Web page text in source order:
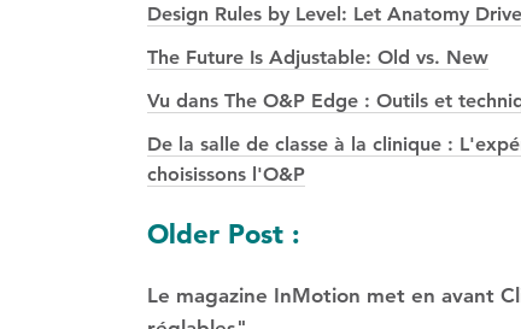
Design Rules by Level: Let Anatomy
The Future Is Adjustable: Old vs. New
Vu dans The O&P Edge : Outils et
De la salle de classe à la clinique :
choisissons l'O&P
Navigation
Older Post :
Le magazine InMotion met en avant